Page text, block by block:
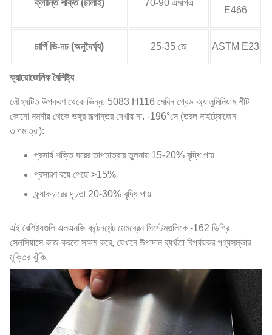
ক্লান্তি শক্তি (ঢালাই) 70-90 এমপিএ
E466
চার্পি ভি-নচ (অনুদৈর্ঘ্য) 25-35 জে ASTM E23
ক্রায়োজেনিক বৈশিষ্ট্য
লৌহঘটিত উপকরণ থেকে ভিন্ন, 5083 H116 মেরিন গ্রেড অ্যালুমিনিয়াম শীট
কোনো নমনীয় থেকে ভঙ্গুর রূপান্তর দেখায় না. -196°সে (তরল নাইট্রোজেন
তাপমাত্রা):
প্রসার্য শক্তি ঘরের তাপমাত্রার তুলনায় 15-20% বৃদ্ধি পায়
প্রসারণ রয়ে গেছে >15%
ফ্র্যাকচারের দৃঢ়তা 20-30% বৃদ্ধি পায়
এই বৈশিষ্ট্যগুলি এলএনজি কন্টেনমেন্ট মেমব্রেন সিস্টেমগুলিকে -162 ডিগ্রি
সেলসিয়াসে কাজ করতে সক্ষম করে, যেখানে উপাদান ব্যর্থতা বিপর্যয়কর পণ্যসম্ভার
মুক্তির ঝুঁকি.